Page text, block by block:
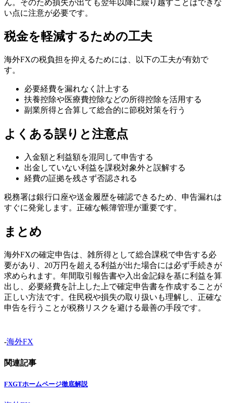
ん。そのため損失が出ても翌年以降に繰り越すことはできな
い点に注意が必要です。
税金を軽減するための工夫
海外FXの税負担を抑えるためには、以下の工夫が有効で
す。
必要経費を漏れなく計上する
扶養控除や医療費控除などの所得控除を活用する
副業所得と合算して総合的に節税対策を行う
よくある誤りと注意点
入金額と利益額を混同して申告する
出金していない利益を課税対象外と誤解する
経費の証拠を残さず否認される
税務署は銀行口座や送金履歴を確認できるため、申告漏れは
すぐに発覚します。正確な帳簿管理が重要です。
まとめ
海外FXの確定申告は、雑所得として総合課税で申告する必
要があり、20万円を超える利益が出た場合には必ず手続きが
求められます。年間取引報告書や入出金記録を基に利益を算
出し、必要経費を計上した上で確定申告書を作成することが
正しい方法です。住民税や損失の取り扱いも理解し、正確な
申告を行うことが税務リスクを避ける最善の手段です。
-海外FX
関連記事
FXGTホームページ徹底解説